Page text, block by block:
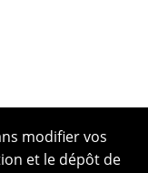
modifier vos
et le dépôt de